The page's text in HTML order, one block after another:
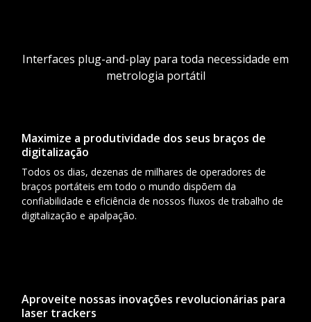
Interfaces plug-and-play para toda necessidade em
metrologia portátil
Maximize a produtividade dos seus braços de
digitalização
Todos os dias, dezenas de milhares de operadores de
braços portáteis em todo o mundo dispõem da
confiabilidade e eficiência de nossos fluxos de trabalho de
digitalização e apalpação.
Aproveite nossas inovações revolucionárias para
laser trackers